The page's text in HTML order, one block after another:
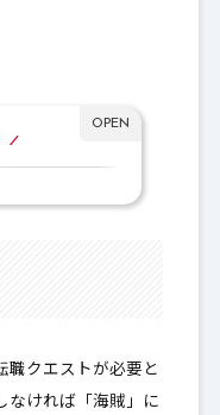
職クエストが必要と
なければ「海賊」に